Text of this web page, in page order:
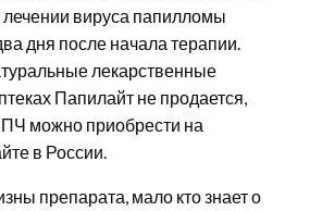
лечении вируса папилломы
дня после начала терапии.
лекарственные
Папилайт не продается,
можно приобрести на
в России.
препарата, мало кто знает о